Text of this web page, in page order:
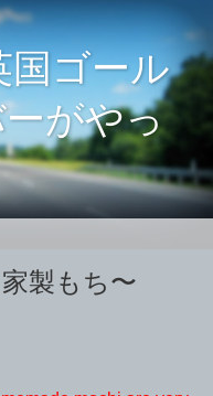
国ゴール
がやっ
製もち〜